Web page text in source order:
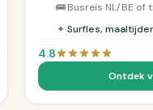
🚌Busreis NL/BE of
✦ Surfles,
4.8
Ontdek